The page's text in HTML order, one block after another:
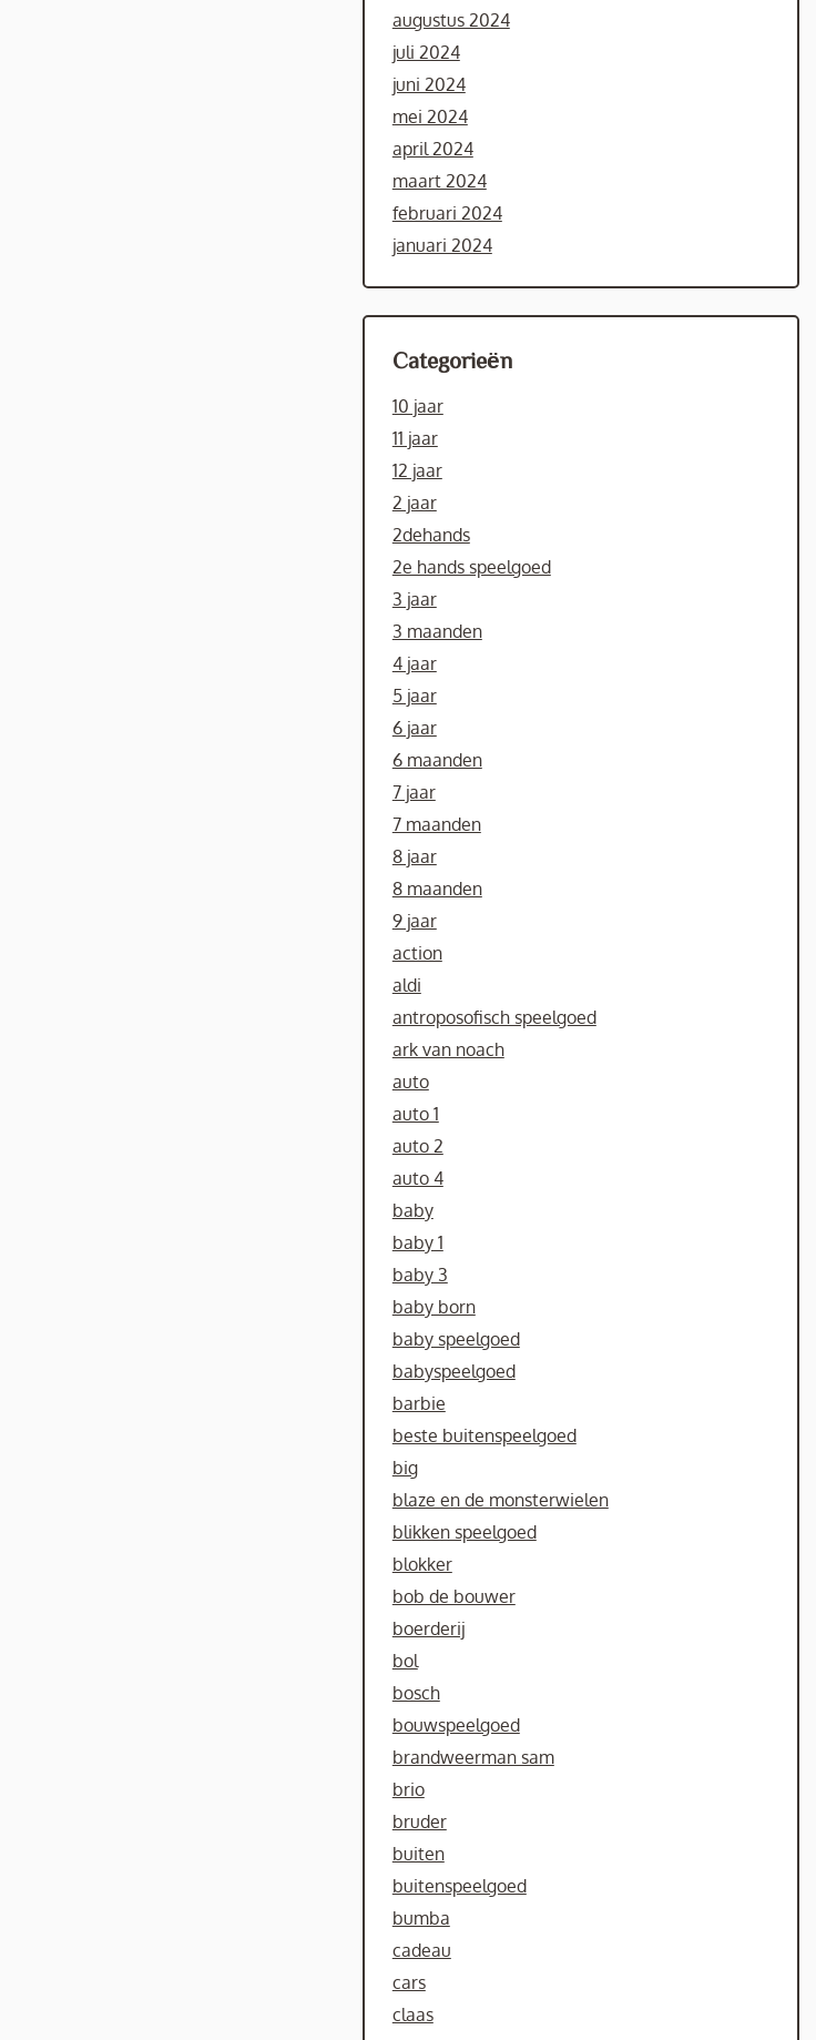
augustus 2024
juli 2024
juni 2024
mei 2024
april 2024
maart 2024
februari 2024
januari 2024
Categorieën
10 jaar
11 jaar
12 jaar
2 jaar
2dehands
2e hands speelgoed
3 jaar
3 maanden
4 jaar
5 jaar
6 jaar
6 maanden
7 jaar
7 maanden
8 jaar
8 maanden
9 jaar
action
aldi
antroposofisch speelgoed
ark van noach
auto
auto 1
auto 2
auto 4
baby
baby 1
baby 3
baby born
baby speelgoed
babyspeelgoed
barbie
beste buitenspeelgoed
big
blaze en de monsterwielen
blikken speelgoed
blokker
bob de bouwer
boerderij
bol
bosch
bouwspeelgoed
brandweerman sam
brio
bruder
buiten
buitenspeelgoed
bumba
cadeau
cars
claas